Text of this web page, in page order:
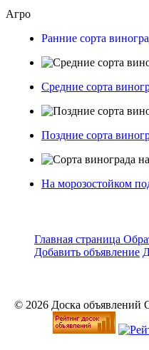
Агро
Ранние сорта
Средние сорта
Поздние сорта
На морозостойком
Главная страница
Добавить объявление
© 2026 Доска объявлений